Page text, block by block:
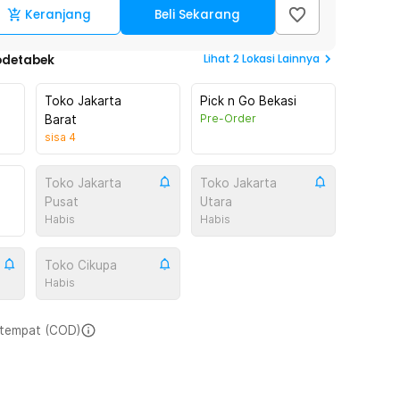
Keranjang Beli Sekarang
Lihat 2Lokasi Lainnya
Toko Jakarta
Barat
sisa 4
Pick n Go Bekasi
Pre-Order
Toko Jakarta
Pusat
Habis
Toko Jakarta
Utara
Habis
Toko Cikupa
Habis
(COD)